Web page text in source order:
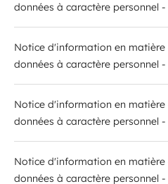
données à caractère personnel
Notice d'information en
données à caractère personnel
Notice d'information en
données à caractère personnel
Notice d'information en
données à caractère personnel